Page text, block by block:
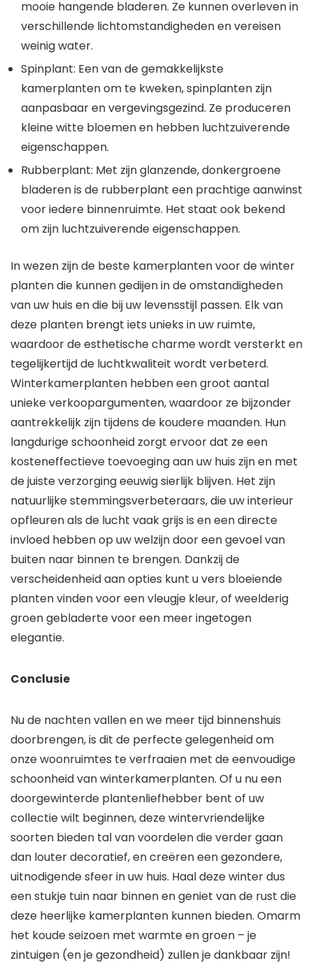
mooie hangende bladeren. Ze kunnen overleven in
verschillende lichtomstandigheden en vereisen
weinig water.
Spinplant: Een van de gemakkelijkste
kamerplanten om te kweken, spinplanten zijn
aanpasbaar en vergevingsgezind. Ze produceren
kleine witte bloemen en hebben luchtzuiverende
eigenschappen.
Rubberplant: Met zijn glanzende, donkergroene
bladeren is de rubberplant een prachtige aanwinst
voor iedere binnenruimte. Het staat ook bekend
om zijn luchtzuiverende eigenschappen.
In wezen zijn de beste kamerplanten voor de winter
planten die kunnen gedijen in de omstandigheden
van uw huis en die bij uw levensstijl passen. Elk van
deze planten brengt iets unieks in uw ruimte,
waardoor de esthetische charme wordt versterkt en
tegelijkertijd de luchtkwaliteit wordt verbeterd.
Winterkamerplanten hebben een groot aantal
unieke verkoopargumenten, waardoor ze bijzonder
aantrekkelijk zijn tijdens de koudere maanden. Hun
langdurige schoonheid zorgt ervoor dat ze een
kosteneffectieve toevoeging aan uw huis zijn en met
de juiste verzorging eeuwig sierlijk blijven. Het zijn
natuurlijke stemmingsverbeteraars, die uw interieur
opfleuren als de lucht vaak grijs is en een directe
invloed hebben op uw welzijn door een gevoel van
buiten naar binnen te brengen. Dankzij de
verscheidenheid aan opties kunt u vers bloeiende
planten vinden voor een vleugje kleur, of weelderig
groen gebladerte voor een meer ingetogen
elegantie.
Conclusie
Nu de nachten vallen en we meer tijd binnenshuis
doorbrengen, is dit de perfecte gelegenheid om
onze woonruimtes te verfraaien met de eenvoudige
schoonheid van winterkamerplanten. Of u nu een
doorgewinterde plantenliefhebber bent of uw
collectie wilt beginnen, deze wintervriendelijke
soorten bieden tal van voordelen die verder gaan
dan louter decoratief, en creëren een gezondere,
uitnodigende sfeer in uw huis. Haal deze winter dus
een stukje tuin naar binnen en geniet van de rust die
deze heerlijke kamerplanten kunnen bieden. Omarm
het koude seizoen met warmte en groen – je
zintuigen (en je gezondheid) zullen je dankbaar zijn!